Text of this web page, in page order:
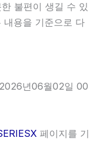
불편이 생길 수 있
내용을 기준으로 다
년06월02일 00
페이지를 기